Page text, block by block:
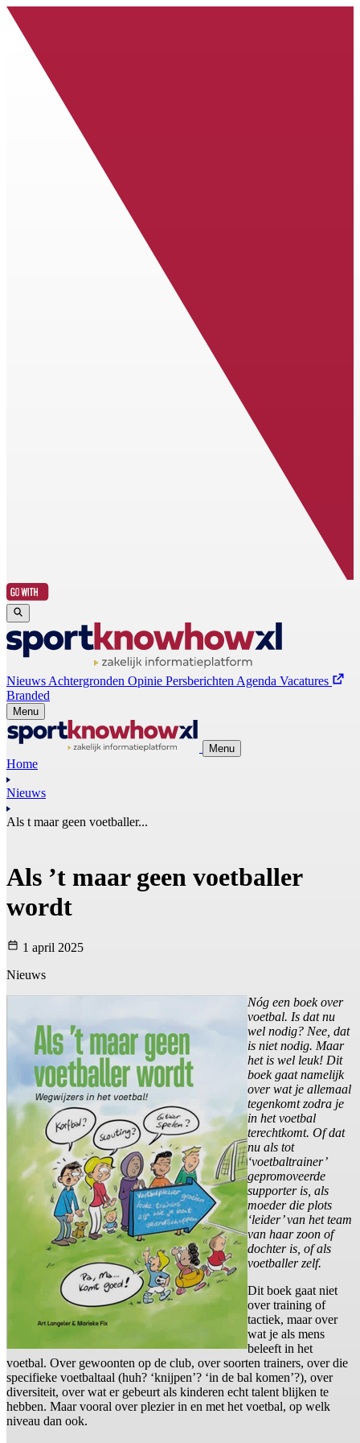
Nieuws Achtergronden Opinie Persberichten Agenda Vacatures
Branded
Menu
Menu
Home
Nieuws
Als t maar geen voetballer...
Als ’t maar geen voetballer
wordt
1 april 2025
Nieuws
Nóg een boek over
voetbal. Is dat nu
wel nodig? Nee, dat
is niet nodig. Maar
het is wel leuk! Dit
boek gaat namelijk
over wat je allemaal
tegenkomt zodra je
in het voetbal
terechtkomt. Of dat
nu als tot
‘voetbaltrainer’
gepromoveerde
supporter is, als
moeder die plots
‘leider’ van het team
van haar zoon of
dochter is, of als
voetballer zelf.
Dit boek gaat niet
over training of
tactiek, maar over
wat je als mens
beleeft in het
voetbal. Over gewoonten op de club, over soorten trainers, over die
specifieke voetbaltaal (huh? ‘knijpen’? ‘in de bal komen’?), over
diversiteit, over wat er gebeurt als kinderen echt talent blijken te
hebben. Maar vooral over plezier in en met het voetbal, op welk
niveau dan ook.